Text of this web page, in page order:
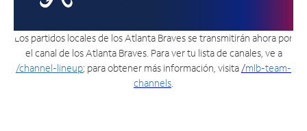
Los partidos locales de los Atlanta Braves se transmitirán ahora por
el canal de los Atlanta Braves. Para ver tu lista de canales, ve a
/channel-lineup; para obtener más información, visita /mlb-team-
channels